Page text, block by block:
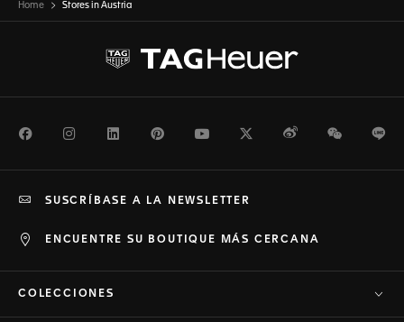
Home Stores in Austria
FacebookInstagramLinkedInPinterestYoutubeTwitterWeiboWeChat
ENCUENTRE SU BOUTIQUE MÁS CERCANA
SUSCRÍBASE A LA NEWSLETTER
COLECCIONES